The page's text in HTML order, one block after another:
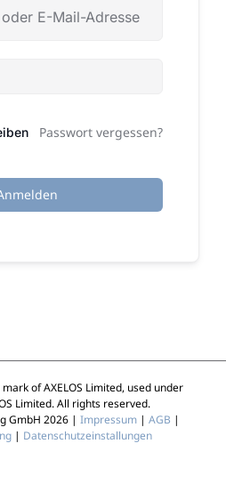
Passwort vergessen?
of AXELOS Limited, used under
Limited. All rights reserved.
GmbH 2026 | Impressum | AGB |
| Datenschutzeinstallungen